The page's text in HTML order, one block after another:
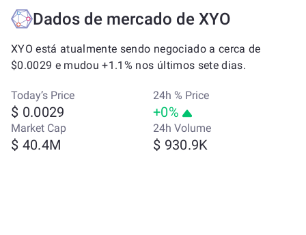
Dados de mercado de XYO
XYO está atualmente sendo negociado a cerca de
$0.0029 e mudou +1.1% nos últimos sete dias.
Today’s Price
$ 0.0029
24h % Price
+0%
Market Cap
$ 40.4M
24h Volume
$ 930.9K